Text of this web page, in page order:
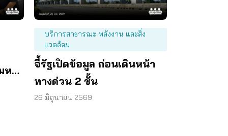
หา
บริการสาธารณะ พลังงาน และสิ่ง
แวดล้อม
จี้รัฐเปิดข้อมูล ก่อนเดินหน้า
ทางด่วน 2 ชั้น
26 มิถุนายน 2569